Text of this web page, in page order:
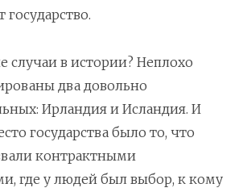
случаи в истории? Неплохо
два довольно
Ирландия и Исландия. И
государства было то, что
контрактными
где у людей был выбор, к кому